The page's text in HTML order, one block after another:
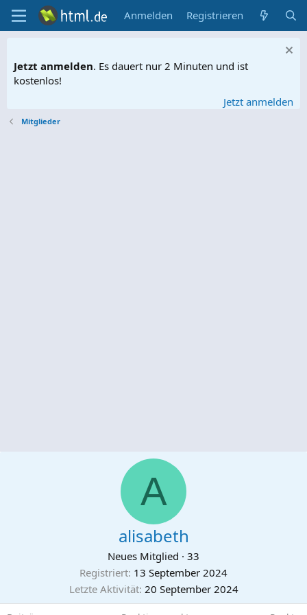
Anmelden Registrieren
Jetzt anmelden. Es dauert nur 2 Minuten und ist
kostenlos!
Jetzt anmelden
Mitglieder
A
alisabeth
Neues Mitglied · 33
Registriert 13 September 2024
Letzte Aktivität 20 September 2024